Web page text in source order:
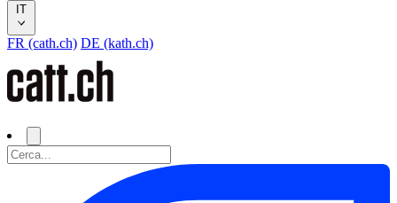
IT
FR (cath.ch) DE (kath.ch)